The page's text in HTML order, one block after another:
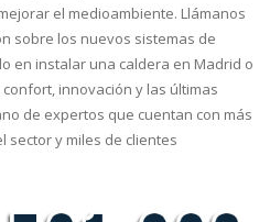
el medioambiente. Llámanos
sobre los nuevos sistemas de
en instalar una caldera en Madrid o
innovación y las últimas
de expertos que cuentan con más
sector y miles de clientes